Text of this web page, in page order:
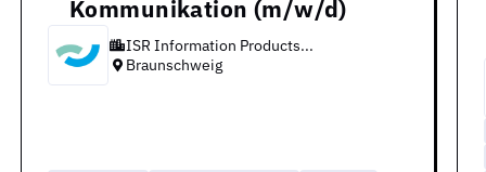
Kommunikation (m/w/d)
ISR Information Products...
Braunschweig